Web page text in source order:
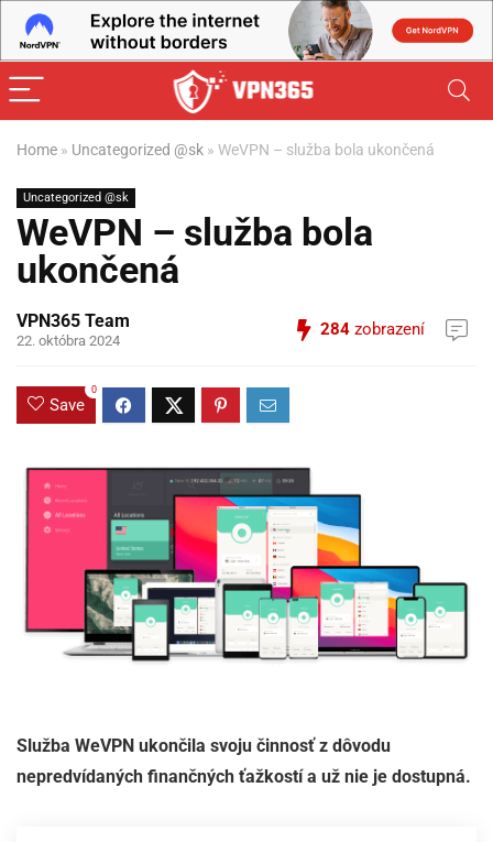
Home » Uncategorized @sk » WeVPN – služba bola ukončená
Uncategorized @sk
WeVPN – služba bola
ukončená
VPN365 Team
22. októbra 2024
284 zobrazení
Save
0
Služba WeVPN ukončila svoju činnosť z dôvodu
nepredvídaných finančných ťažkostí a už nie je dostupná.